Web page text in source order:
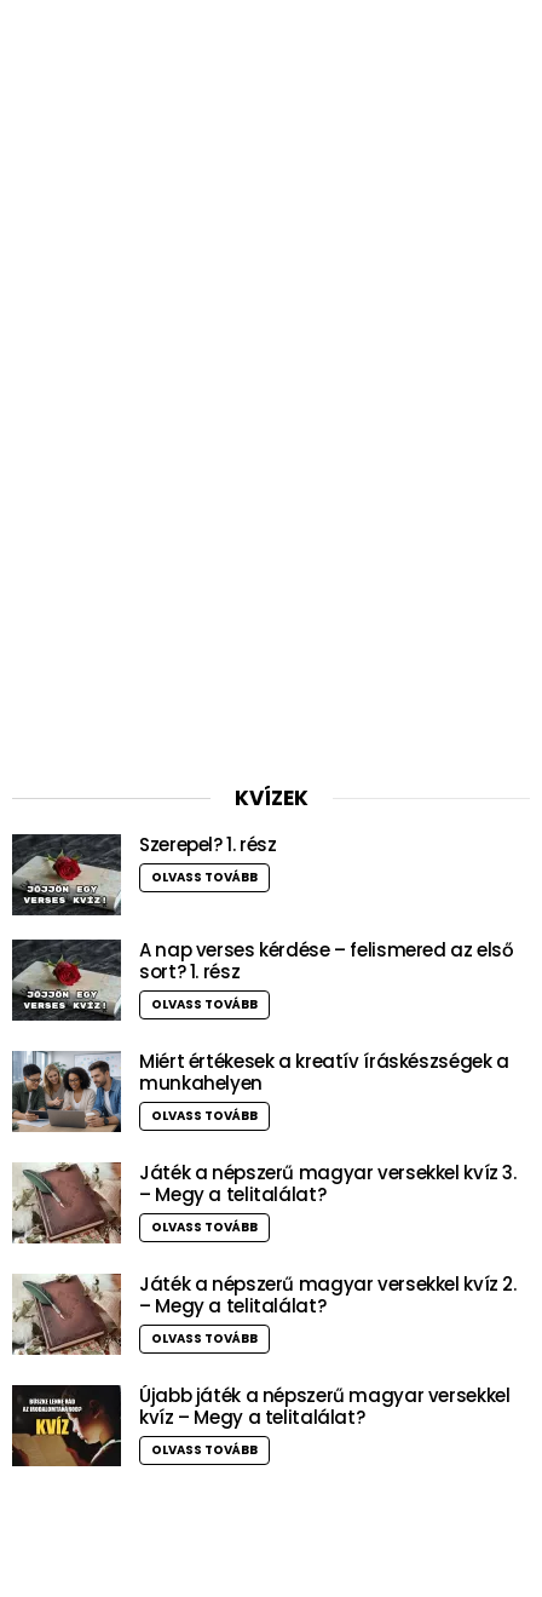
KVÍZEK
Szerepel? 1. rész
OLVASS TOVÁBB
A nap verses kérdése – felismered az első
sort? 1. rész
OLVASS TOVÁBB
Miért értékesek a kreatív íráskészségek a
munkahelyen
OLVASS TOVÁBB
Játék a népszerű magyar versekkel kvíz 3.
– Megy a telitalálat?
OLVASS TOVÁBB
Játék a népszerű magyar versekkel kvíz 2.
– Megy a telitalálat?
OLVASS TOVÁBB
Újabb játék a népszerű magyar versekkel
kvíz – Megy a telitalálat?
OLVASS TOVÁBB